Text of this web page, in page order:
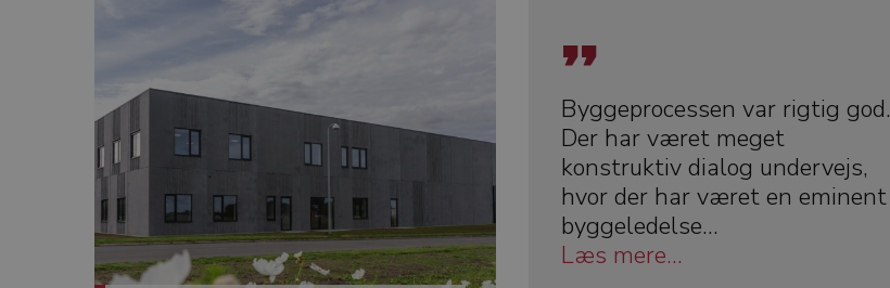
Byggeprocessen var rigtig god.
Der har været meget
konstruktiv dialog undervejs,
hvor der har været en eminent
byggeledelse...
Læs mere...